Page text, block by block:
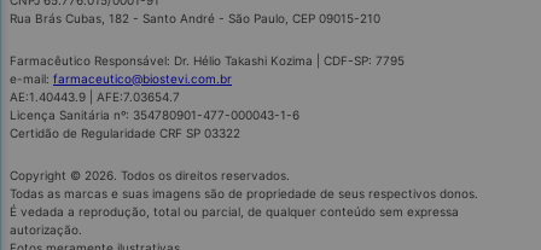
Rua Brás Cubas, 182 - Santo André - São Paulo, CEP 09015-210
Farmacêutico Responsável: Dr. Hélio Takashi Kozima | CDF-SP: 7795
e-mail: farmaceutico@biostevi.com.br
AE:1.40443.9 | AFE:7.03654.7
Licença Sanitária nº: 354780901-477-000043-1-6
Certidão de Regularidade CRF SP 03322
Copyright © 2026. Todos os direitos reservados.
Todas as marcas e suas imagens são de propriedade de seus respectivos donos.
É vedada a reprodução, total ou parcial, de qualquer conteúdo sem expressa
autorização.